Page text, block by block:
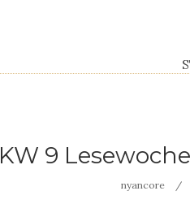
KW 9
nyancore